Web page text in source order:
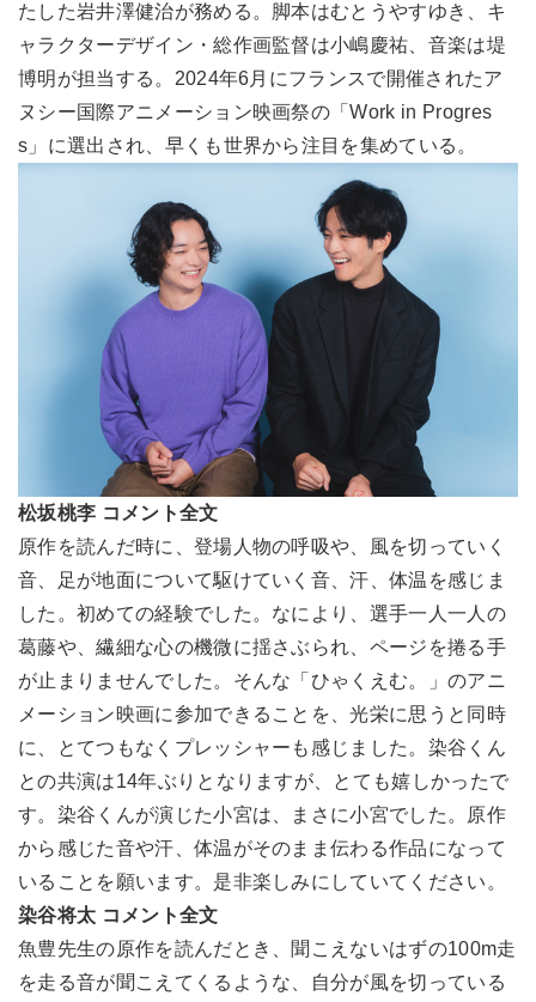
たした岩井澤健治が務める。脚本はむとうやすゆき、キ
ャラクターデザイン・総作画監督は小嶋慶祐、音楽は堤
博明が担当する。2024年6月にフランスで開催されたア
ヌシー国際アニメーション映画祭の「Work in Progres
s」に選出され、早くも世界から注目を集めている。
松坂桃李 コメント全文
原作を読んだ時に、登場人物の呼吸や、風を切っていく
音、足が地面について駆けていく音、汗、体温を感じま
した。初めての経験でした。なにより、選手一人一人の
葛藤や、繊細な心の機微に揺さぶられ、ページを捲る手
が止まりませんでした。そんな「ひゃくえむ。」のアニ
メーション映画に参加できることを、光栄に思うと同時
に、とてつもなくプレッシャーも感じました。染谷くん
との共演は14年ぶりとなりますが、とても嬉しかったで
す。染谷くんが演じた小宮は、まさに小宮でした。原作
から感じた音や汗、体温がそのまま伝わる作品になって
いることを願います。是非楽しみにしていてください。
染谷将太 コメント全文
魚豊先生の原作を読んだとき、聞こえないはずの100m走
を走る音が聞こえてくるような、自分が風を切っている